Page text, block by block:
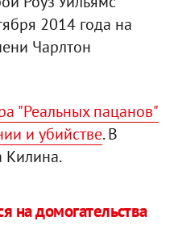
2014 года на
Чарлтон
"Реальных пацанов"
и убийстве. В
Килина.
на домогательства